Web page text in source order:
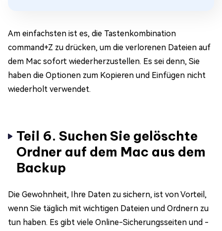
Am einfachsten ist es, die Tastenkombination
command+Z zu drücken, um die verlorenen Dateien auf
dem Mac sofort wiederherzustellen. Es sei denn, Sie
haben die Optionen zum Kopieren und Einfügen nicht
wiederholt verwendet.
Teil 6. Suchen Sie gelöschte
Ordner auf dem Mac aus dem
Backup
Die Gewohnheit, Ihre Daten zu sichern, ist von Vorteil,
wenn Sie täglich mit wichtigen Dateien und Ordnern zu
tun haben. Es gibt viele Online-Sicherungsseiten und -